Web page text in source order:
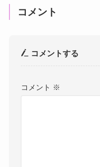
コメント
コメントする
コメント ※